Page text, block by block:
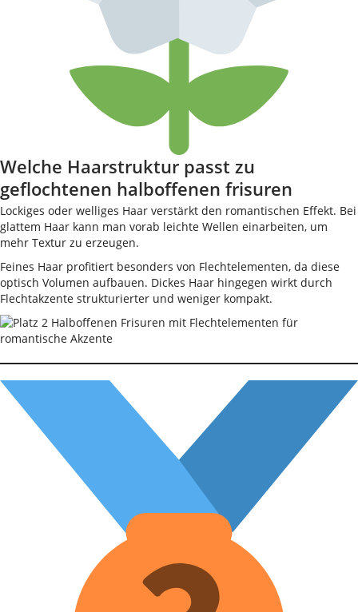
Welche Haarstruktur passt zu
geflochtenen halboffenen frisuren
Lockiges oder welliges Haar verstärkt den romantischen Effekt. Bei
glattem Haar kann man vorab leichte Wellen einarbeiten, um
mehr Textur zu erzeugen.
Feines Haar profitiert besonders von Flechtelementen, da diese
optisch Volumen aufbauen. Dickes Haar hingegen wirkt durch
Flechtakzente strukturierter und weniger kompakt.